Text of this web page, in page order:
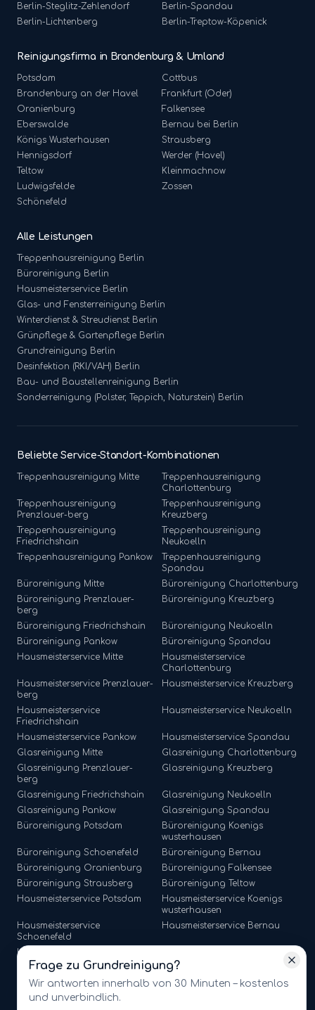
Berlin-Steglitz-Zehlendorf Berlin-Spandau
Berlin- Lichtenberg Berlin- Treptow-Köpenick
Reinigungsfirma in Brandenburg & Umland
Potsdam
Cottbus
Brandenburg an der Havel
Frankfurt (Oder)
Oranienburg
Falkensee
Eberswalde
Bernau bei Berlin
Königs Wusterhausen
Strausberg
Hennigsdorf
Werder (Havel)
Teltow
Kleinmachnow
Ludwigsfelde
Zossen
Schönefeld
Alle Leistungen
Treppenhausreinigung Berlin
Büroreinigung Berlin
Hausmeisterservice Berlin
Glas- und Fensterreinigung Berlin
Winterdienst & Streudienst Berlin
Grünpflege & Gartenpflege Berlin
Grundreinigung Berlin
Desinfektion (RKI/VAH) Berlin
Bau- und Baustellenreinigung Berlin
Sonderreinigung (Polster, Teppich, Naturstein) Berlin
Beliebte Service-Standort-Kombinationen
Treppenhausreinigung Mitte
Treppenhausreinigung
Charlottenburg
Treppenhausreinigung
Prenzlauer-berg
Treppenhausreinigung
Kreuzberg
Treppenhausreinigung
Friedrichshain
Treppenhausreinigung
Neukoelln
Treppenhausreinigung Pankow
Treppenhausreinigung
Spandau
Büroreinigung Mitte Büroreinigung Charlottenburg
Büroreinigung Prenzlauer-
berg
Büroreinigung Kreuzberg
Büroreinigung Friedrichshain Büroreinigung Neukoelln
Büroreinigung Pankow Büroreinigung Spandau
Hausmeisterservice Mitte
Hausmeisterservice
Charlottenburg
Hausmeisterservice Prenzlauer-
berg
Hausmeisterservice Kreuzberg
Hausmeisterservice
Friedrichshain
Hausmeisterservice Neukoelln
Hausmeisterservice Pankow Hausmeisterservice Spandau
Glasreinigung Mitte Glasreinigung Charlottenburg
Glasreinigung Prenzlauer-
berg
Glasreinigung Kreuzberg
Glasreinigung Friedrichshain Glasreinigung Neukoelln
Glasreinigung Pankow Glasreinigung Spandau
Büroreinigung Potsdam Büroreinigung Koenigs
wusterhausen
Büroreinigung Schoenefeld Büroreinigung Bernau
Büroreinigung Oranienburg Büroreinigung Falkensee
Büroreinigung Strausberg Büroreinigung
Teltow
Hausmeisterservice Potsdam Hausmeisterservice Koenigs
wusterhausen
Hausmeisterservice
Schoenefeld
Hausmeisterservice Bernau
Hausmeisterservice
Oranienburg
Hausmeisterservice Strausberg Hausmeisterservice Teltow
Frage zu Grundreinigung?
Wir antworten innerhalb von 30 Minuten – kostenlos
und unverbindlich.